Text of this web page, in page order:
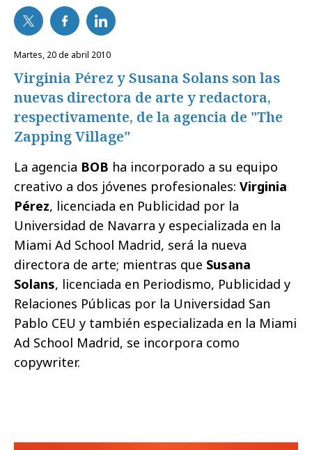
martes, 20 de abril 2010
Virginia Pérez y Susana Solans son las
nuevas directora de arte y redactora,
respectivamente, de la agencia de "The
Zapping Village"
La agencia BOB ha incorporado a su equipo
creativo a dos jóvenes profesionales: Virginia
Pérez, licenciada en Publicidad por la
Universidad de Navarra y especializada en la
Miami Ad School Madrid, será la nueva
directora de arte; mientras que Susana
Solans, licenciada en Periodismo, Publicidad y
Relaciones Públicas por la Universidad San
Pablo CEU y también especializada en la Miami
Ad School Madrid, se incorpora como
copywriter.